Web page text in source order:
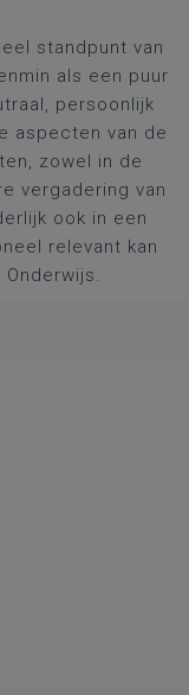
standpunt van
als een puur
persoonlijk
aspecten van de
zowel in de
vergadering van
ook in een
relevant kan